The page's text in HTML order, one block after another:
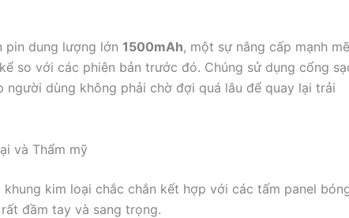
pin dung lượng lớn 1500mAh, một sự nâng cấp mạnh mẽ
so với các phiên bản trước đó. Chúng sử dụng cổng
người dùng không phải chờ đợi quá lâu để quay lại trải
và Thẩm mỹ
khung kim loại chắc chắn kết hợp với các tấm panel
đầm tay và sang trọng.